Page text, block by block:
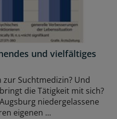
und vielfältiges
Suchtmedizin? Und
die Tätigkeit mit sich?
niedergelassene
eigenen ...